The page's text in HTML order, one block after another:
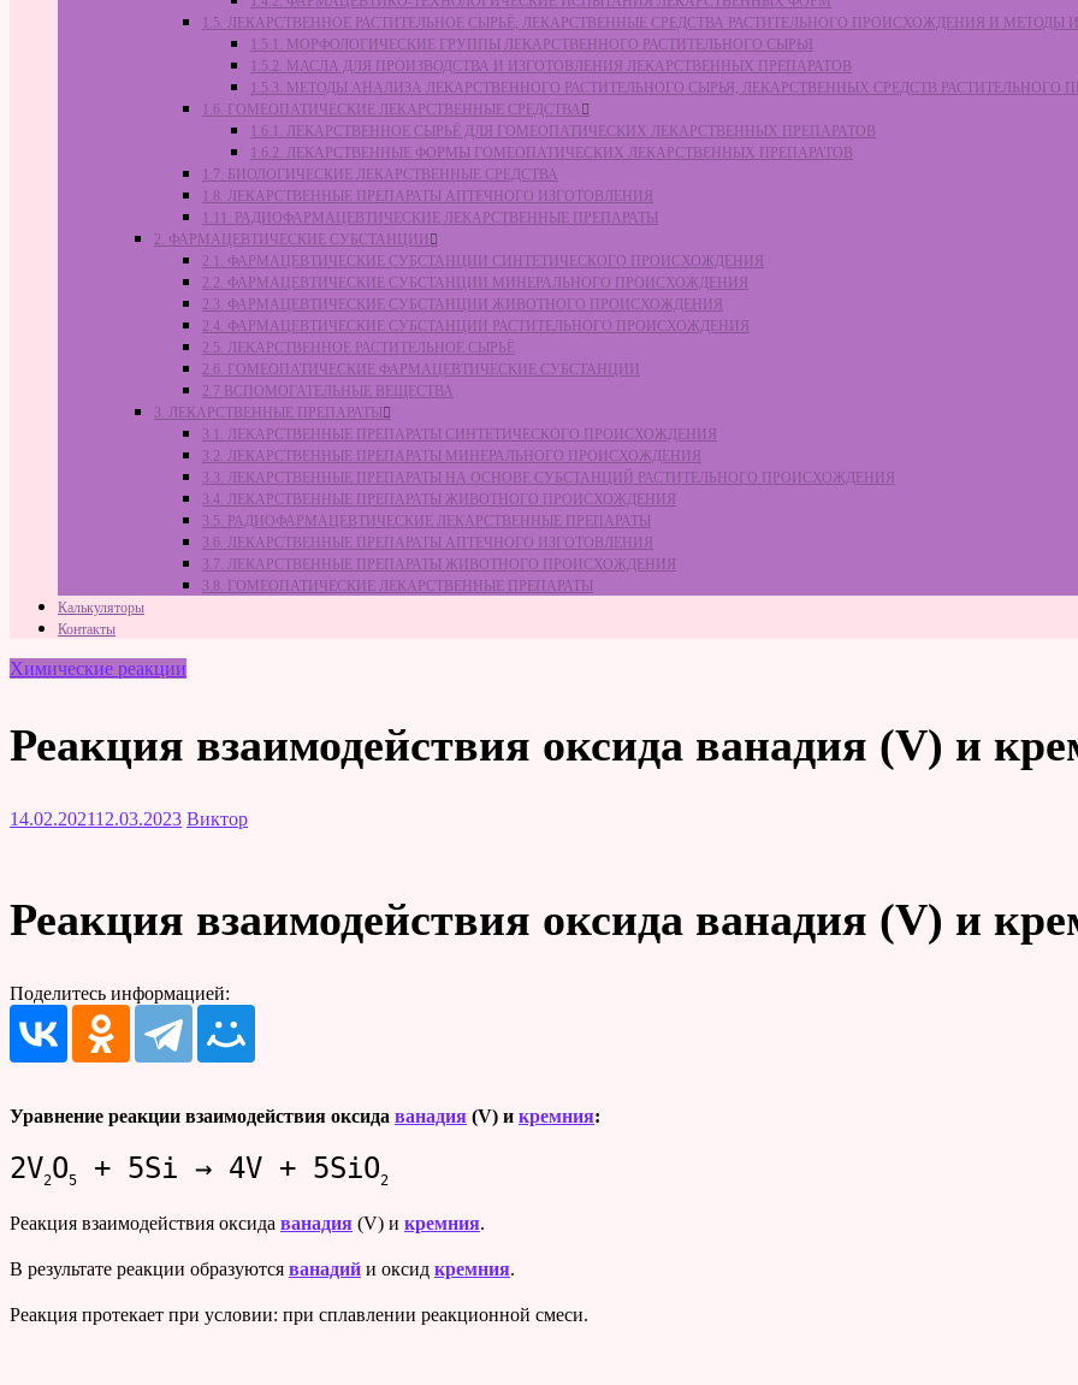
1.5. ЛЕКАРСТВЕННОЕ РАСТИТЕЛЬНОЕ СЫРЬЁ, ЛЕКАРСТВЕННЫЕ СРЕДСТВА РАСТИТЕЛЬНОГО ПРОИСХОЖДЕНИЯ И МЕТОДЫ
1.5.1. МОРФОЛОГИЧЕСКИЕ ГРУППЫ ЛЕКАРСТВЕННОГО РАСТИТЕЛЬНОГО СЫРЬЯ
1.5.2. МАСЛА ДЛЯ ПРОИЗВОДСТВА И ИЗГОТОВЛЕНИЯ ЛЕКАРСТВЕННЫХ ПРЕПАРАТОВ
1.5.3. МЕТОДЫ АНАЛИЗА ЛЕКАРСТВЕННОГО РАСТИТЕЛЬНОГО СЫРЬЯ, ЛЕКАРСТВЕННЫХ СРЕДСТВ РАСТИТЕЛЬНОГО
1.6. ГОМЕОПАТИЧЕСКИЕ ЛЕКАРСТВЕННЫЕ СРЕДСТВА
1.6.1. ЛЕКАРСТВЕННОЕ СЫРЬЁ ДЛЯ ГОМЕОПАТИЧЕСКИХ ЛЕКАРСТВЕННЫХ ПРЕПАРАТОВ
1.6.2. ЛЕКАРСТВЕННЫЕ ФОРМЫ ГОМЕОПАТИЧЕСКИХ ЛЕКАРСТВЕННЫХ ПРЕПАРАТОВ
1.7. БИОЛОГИЧЕСКИЕ ЛЕКАРСТВЕННЫЕ СРЕДСТВА
1.8. ЛЕКАРСТВЕННЫЕ ПРЕПАРАТЫ АПТЕЧНОГО ИЗГОТОВЛЕНИЯ
1.11. РАДИОФАРМАЦЕВТИЧЕСКИЕ ЛЕКАРСТВЕННЫЕ ПРЕПАРАТЫ
2. ФАРМАЦЕВТИЧЕСКИЕ СУБСТАНЦИИ
2.1. ФАРМАЦЕВТИЧЕСКИЕ СУБСТАНЦИИ СИНТЕТИЧЕСКОГО ПРОИСХОЖДЕНИЯ
2.2. ФАРМАЦЕВТИЧЕСКИЕ СУБСТАНЦИИ МИНЕРАЛЬНОГО ПРОИСХОЖДЕНИЯ
2.3. ФАРМАЦЕВТИЧЕСКИЕ СУБСТАНЦИИ ЖИВОТНОГО ПРОИСХОЖДЕНИЯ
2.4. ФАРМАЦЕВТИЧЕСКИЕ СУБСТАНЦИИ РАСТИТЕЛЬНОГО ПРОИСХОЖДЕНИЯ
2.5. ЛЕКАРСТВЕННОЕ РАСТИТЕЛЬНОЕ СЫРЬЁ
2.6. ГОМЕОПАТИЧЕСКИЕ ФАРМАЦЕВТИЧЕСКИЕ СУБСТАНЦИИ
2.7 ВСПОМОГАТЕЛЬНЫЕ ВЕЩЕСТВА
3. ЛЕКАРСТВЕННЫЕ ПРЕПАРАТЫ
3.1. ЛЕКАРСТВЕННЫЕ ПРЕПАРАТЫ СИНТЕТИЧЕСКОГО ПРОИСХОЖДЕНИЯ
3.2. ЛЕКАРСТВЕННЫЕ ПРЕПАРАТЫ МИНЕРАЛЬНОГО ПРОИСХОЖДЕНИЯ
3.3. ЛЕКАРСТВЕННЫЕ ПРЕПАРАТЫ НА ОСНОВЕ СУБСТАНЦИЙ РАСТИТЕЛЬНОГО ПРОИСХОЖДЕНИЯ
3.4. ЛЕКАРСТВЕННЫЕ ПРЕПАРАТЫ ЖИВОТНОГО ПРОИСХОЖДЕНИЯ
3.5. РАДИОФАРМАЦЕВТИЧЕСКИЕ ЛЕКАРСТВЕННЫЕ ПРЕПАРАТЫ
3.6. ЛЕКАРСТВЕННЫЕ ПРЕПАРАТЫ АПТЕЧНОГО ИЗГОТОВЛЕНИЯ
3.7. ЛЕКАРСТВЕННЫЕ ПРЕПАРАТЫ ЖИВОТНОГО ПРОИСХОЖДЕНИЯ
3.8. ГОМЕОПАТИЧЕСКИЕ ЛЕКАРСТВЕННЫЕ ПРЕПАРАТЫ
Калькуляторы
Контакты
Химические реакции
Реакция взаимодействия оксида ванадия (V) и
14.02.202112.03.2023 Виктор
Реакция взаимодействия оксида ванадия (V) и
Поделитесь информацией:
Уравнение реакции взаимодействия оксида ванадия (V) и кремния:
2V2O5 + 5Si → 4V + 5SiO2
Реакция взаимодействия оксида ванадия (V) и кремния.
В результате реакции образуются ванадий и оксид кремния.
Реакция протекает при условии: при сплавлении реакционной смеси.